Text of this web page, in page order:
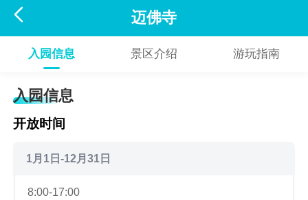
 迈佛寺
入园信息 景区介绍 游玩指南
入园信息
开放时间
1月1日-12月31日
8:00-17:00